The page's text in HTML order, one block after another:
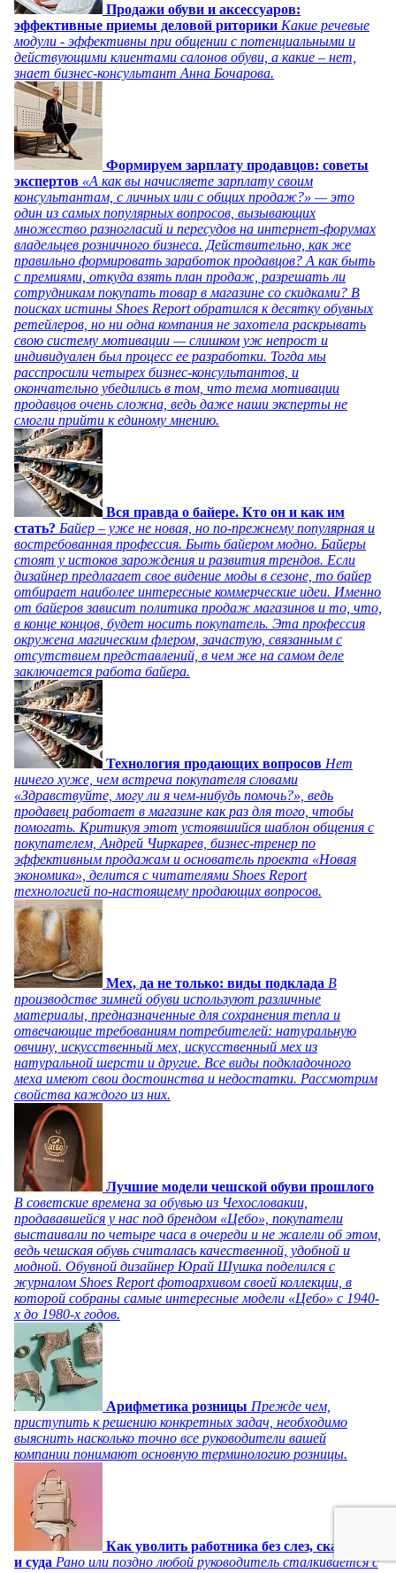
Продажи обуви и аксессуаров:
эффективные приемы деловой риторики Какие речевые
модули - эффективны при общении с потенциальными и
действующими клиентами салонов обуви, а какие – нет,
знает бизнес-консультант Анна Бочарова.
Формируем зарплату продавцов: советы
экспертов «А как вы начисляете зарплату своим
консультантам, с личных или с общих продаж?» — это
один из самых популярных вопросов, вызывающих
множество разногласий и пересудов на интернет-форумах
владельцев розничного бизнеса. Действительно, как же
правильно формировать заработок продавцов? А как быть
с премиями, откуда взять план продаж, разрешать ли
сотрудникам покупать товар в магазине со скидками? В
поисках истины Shoes Report обратился к десятку обувных
ретейлеров, но ни одна компания не захотела раскрывать
свою систему мотивации — слишком уж непрост и
индивидуален был процесс ее разработки. Тогда мы
расспросили четырех бизнес-консультантов, и
окончательно убедились в том, что тема мотивации
продавцов очень сложна, ведь даже наши эксперты не
смогли прийти к единому мнению.
Вся правда о байере. Кто он и как им
стать? Байер – уже не новая, но по-прежнему популярная и
востребованная профессия. Быть байером модно. Байеры
стоят у истоков зарождения и развития трендов. Если
дизайнер предлагает свое видение моды в сезоне, то байер
отбирает наиболее интересные коммерческие идеи. Именно
от байеров зависит политика продаж магазинов и то, что,
в конце концов, будет носить покупатель. Эта профессия
окружена магическим флером, зачастую, связанным с
отсутствием представлений, в чем же на самом деле
заключается работа байера.
Технология продающих вопросов Нет
ничего хуже, чем встреча покупателя словами
«Здравствуйте, могу ли я чем-нибудь помочь?», ведь
продавец работает в магазине как раз для того, чтобы
помогать. Критикуя этот устоявшийся шаблон общения с
покупателем, Андрей Чиркарев, бизнес-тренер по
эффективным продажам и основатель проекта «Новая
экономика», делится с читателями Shoes Report
технологией по-настоящему продающих вопросов.
Мех, да не только: виды подклада В
производстве зимней обуви используют различные
материалы, предназначенные для сохранения тепла и
отвечающие требованиям потребителей: натуральную
овчину, искусственный мех, искусственный мех из
натуральной шерсти и другие. Все виды подкладочного
меха имеют свои достоинства и недостатки. Рассмотрим
свойства каждого из них.
Лучшие модели чешской обуви прошлого
В советские времена за обувью из Чехословакии,
продававшейся у нас под брендом «Цебо», покупатели
выстаивали по четыре часа в очереди и не жалели об этом,
ведь чешская обувь считалась качественной, удобной и
модной. Обувной дизайнер Юрай Шушка поделился с
журналом Shoes Report фотоархивом своей коллекции, в
которой собраны самые интересные модели «Цебо» с 1940-
х до 1980-х годов.
Арифметика розницы Прежде чем,
приступить к решению конкретных задач, необходимо
выяснить насколько точно все руководители вашей
компании понимают основную терминологию розницы.
Как уволить работника без слез, скандала
и суда Рано или поздно любой руководитель сталкивается с